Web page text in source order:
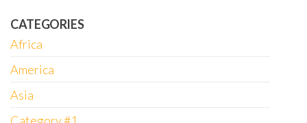
CATEGORIES
Africa
America
Asia
Category #1